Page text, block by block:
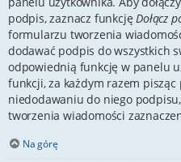
podpis, zaznacz funkcjęDołącz
formularzu tworzenia
dodawać podpis do wszystkich
odpowiednią funkcję w panelu
funkcji, za każdym razem pisząc
niedodawaniu do niego
tworzenia wiadomości
Na górę